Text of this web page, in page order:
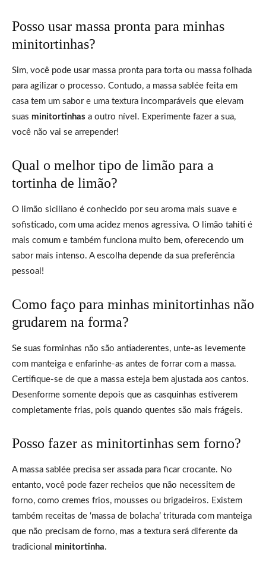
Posso usar massa pronta para minhas
minitortinhas?
Sim, você pode usar massa pronta para torta ou massa folhada
para agilizar o processo. Contudo, a massa sablée feita em
casa tem um sabor e uma textura incomparáveis que elevam
suas minitortinhas a outro nível. Experimente fazer a sua,
você não vai se arrepender!
Qual o melhor tipo de limão para a
tortinha de limão?
O limão siciliano é conhecido por seu aroma mais suave e
sofisticado, com uma acidez menos agressiva. O limão tahiti é
mais comum e também funciona muito bem, oferecendo um
sabor mais intenso. A escolha depende da sua preferência
pessoal!
Como faço para minhas minitortinhas não
grudarem na forma?
Se suas forminhas não são antiaderentes, unte-as levemente
com manteiga e enfarinhe-as antes de forrar com a massa.
Certifique-se de que a massa esteja bem ajustada aos cantos.
Desenforme somente depois que as casquinhas estiverem
completamente frias, pois quando quentes são mais frágeis.
Posso fazer as minitortinhas sem forno?
A massa sablée precisa ser assada para ficar crocante. No
entanto, você pode fazer recheios que não necessitem de
forno, como cremes frios, mousses ou brigadeiros. Existem
também receitas de ‘massa de bolacha’ triturada com manteiga
que não precisam de forno, mas a textura será diferente da
tradicional minitortinha.